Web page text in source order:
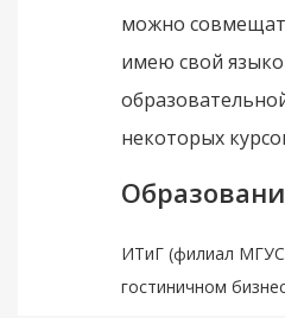
можно
имею свой
некоторых
ИТиГ (филиал
гостиничном